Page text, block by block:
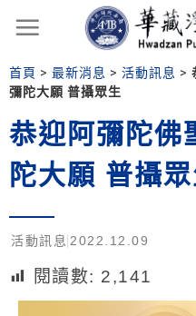
首頁 > 最新消息 > 活動訊息 >
彌陀大願 普攝眾生
恭迎阿彌陀佛
陀大願 普攝
活動訊息 2022.12.09
閱讀數: 2,141